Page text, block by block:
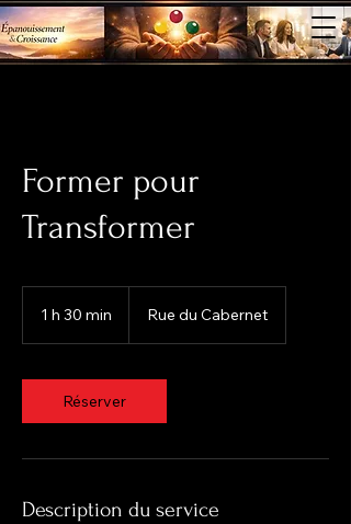
Former pour
Transformer
1 h 30 min
m
i
n
Rue du Cabernet
Réserver
Description du service